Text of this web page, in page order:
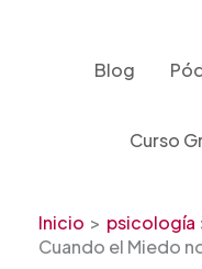
Blog
Curso
Inicio
psicología
Cuando el Miedo